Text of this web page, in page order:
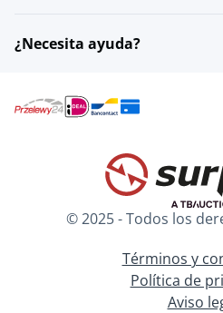
¿Necesita ayuda?
© 2025 - Todos los
Términos y
Política de
Aviso